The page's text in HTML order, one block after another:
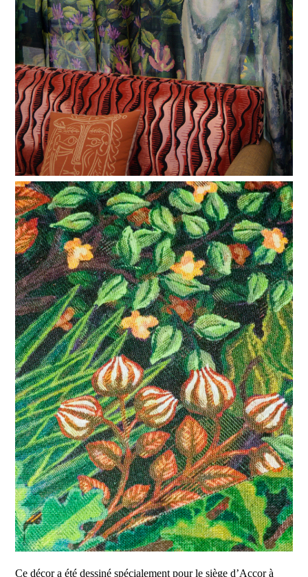
Ce décor a été dessiné spécialement pour le siège d’Accor à